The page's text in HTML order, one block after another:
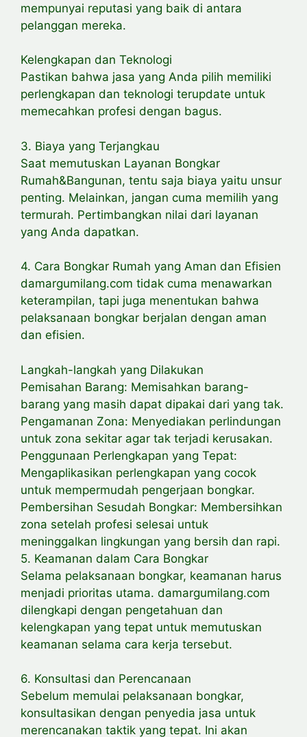
mempunyai reputasi yang baik di antara
pelanggan mereka.
Kelengkapan dan Teknologi
Pastikan bahwa jasa yang Anda pilih memiliki
perlengkapan dan teknologi terupdate untuk
memecahkan profesi dengan bagus.
3. Biaya yang Terjangkau
Saat memutuskan Layanan Bongkar
Rumah&Bangunan, tentu saja biaya yaitu unsur
penting. Melainkan, jangan cuma memilih yang
termurah. Pertimbangkan nilai dari layanan
yang Anda dapatkan.
4. Cara Bongkar Rumah yang Aman dan Efisien
damargumilang.com tidak cuma menawarkan
keterampilan, tapi juga menentukan bahwa
pelaksanaan bongkar berjalan dengan aman
dan efisien.
Langkah-langkah yang Dilakukan
Pemisahan Barang: Memisahkan barang-
barang yang masih dapat dipakai dari yang tak.
Pengamanan Zona: Menyediakan perlindungan
untuk zona sekitar agar tak terjadi kerusakan.
Penggunaan Perlengkapan yang Tepat:
Mengaplikasikan perlengkapan yang cocok
untuk mempermudah pengerjaan bongkar.
Pembersihan Sesudah Bongkar: Membersihkan
zona setelah profesi selesai untuk
meninggalkan lingkungan yang bersih dan rapi.
5. Keamanan dalam Cara Bongkar
Selama pelaksanaan bongkar, keamanan harus
menjadi prioritas utama. damargumilang.com
dilengkapi dengan pengetahuan dan
kelengkapan yang tepat untuk memutuskan
keamanan selama cara kerja tersebut.
6. Konsultasi dan Perencanaan
Sebelum memulai pelaksanaan bongkar,
konsultasikan dengan penyedia jasa untuk
merencanakan taktik yang tepat. Ini akan